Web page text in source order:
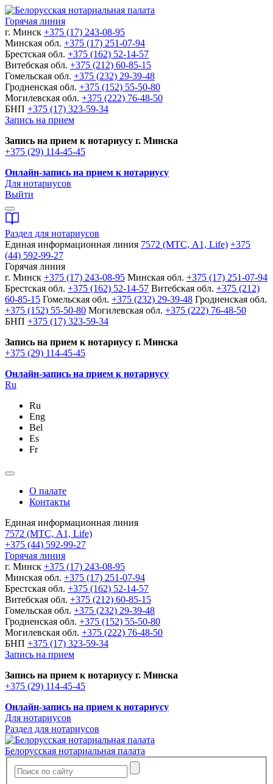
Горячая линия
г. Минск +375 (17) 243-08-95
Минская обл. +375 (17) 251-07-94
Брестская обл. +375 (162) 52-14-57
Витебская обл. +375 (212) 60-85-15
Гомельская обл. +375 (232) 29-39-48
Гродненская обл. +375 (152) 55-50-80
Могилевская обл. +375 (222) 76-48-50
БНП +375 (17) 323-59-34
Запись на прием
Запись на прием к нотариусу г. Минска
+375 (29) 114-45-45
Онлайн-запись на прием к нотариусу
Для нотариусов
Выйти
Раздел для нотариусов
Единая информационная линия 7572 (МТС, A1, Life) +375
(44) 592-99-27
Горячая линия
г. Минск +375 (17) 243-08-95 Минская обл. +375 (17) 251-07-94
Брестская обл. +375 (162) 52-14-57 Витебская обл. +375 (212)
60-85-15 Гомельская обл. +375 (232) 29-39-48 Гродненская обл.
+375 (152) 55-50-80 Могилевская обл. +375 (222) 76-48-50
БНП +375 (17) 323-59-34
Запись на прием к нотариусу г. Минска
+375 (29) 114-45-45
Онлайн-запись на прием к нотариусу
Ru
Ru
Eng
Bel
Es
Fr
О палате
Контакты
Единая информационная линия
7572 (МТС, A1, Life)
+375 (44) 592-99-27
Горячая линия
г. Минск +375 (17) 243-08-95
Минская обл. +375 (17) 251-07-94
Брестская обл. +375 (162) 52-14-57
Витебская обл. +375 (212) 60-85-15
Гомельская обл. +375 (232) 29-39-48
Гродненская обл. +375 (152) 55-50-80
Могилевская обл. +375 (222) 76-48-50
БНП +375 (17) 323-59-34
Запись на прием
Запись на прием к нотариусу г. Минска
+375 (29) 114-45-45
Онлайн-запись на прием к нотариусу
Для нотариусов
Раздел для нотариусов
Белорусская нотариальная палата